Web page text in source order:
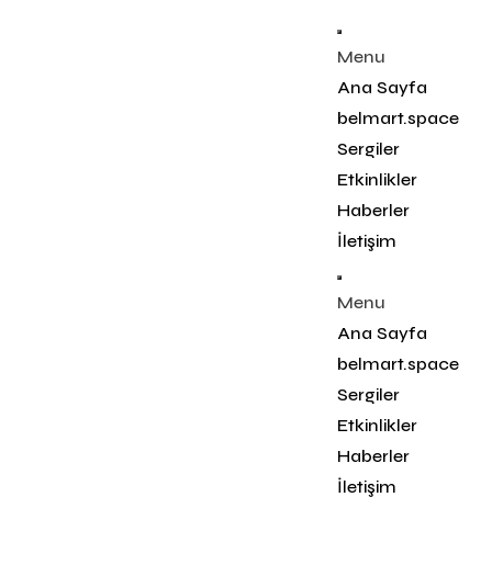
Menu
Ana Sayfa
belmart.space
Sergiler
Etkinlikler
Haberler
İletişim
Menu
Ana Sayfa
belmart.space
Sergiler
Etkinlikler
Haberler
İletişim